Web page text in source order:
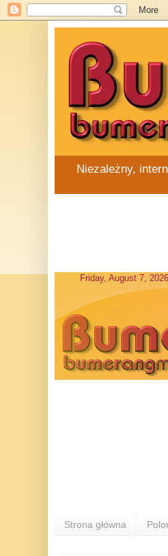
Niezależny,
Strona główna